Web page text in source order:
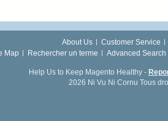
About Us Customer Service
Map
Rechercher un terme Advanced Search
Help Us to Keep Magento Healthy -
2026 Ni Vu Ni Cornu Tous